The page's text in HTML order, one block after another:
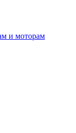
и моторам